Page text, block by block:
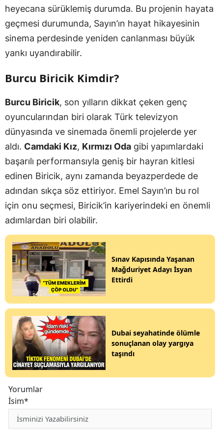
heyecana sürüklemiş durumda. Bu projenin hayata
geçmesi durumunda, Sayın’ın hayat hikayesinin
sinema perdesinde yeniden canlanması büyük
yankı uyandırabilir.
Burcu Biricik Kimdir?
Burcu Biricik, son yılların dikkat çeken genç
oyuncularından biri olarak Türk televizyon
dünyasında ve sinemada önemli projelerde yer
aldı. Camdaki Kız, Kırmızı Oda gibi yapımlardaki
başarılı performansıyla geniş bir hayran kitlesi
edinen Biricik, aynı zamanda beyazperdede de
adından sıkça söz ettiriyor. Emel Sayın’ın bu rol
için onu seçmesi, Biricik’in kariyerindeki en önemli
adımlardan biri olabilir.
Sınav Kapısında Yaşanan
Mağduriyet Adayı İsyan
Ettirdi
Dubai seyahatinde ölümle
sonuçlanan olay yargıya
taşındı
Yorumlar
İsim*